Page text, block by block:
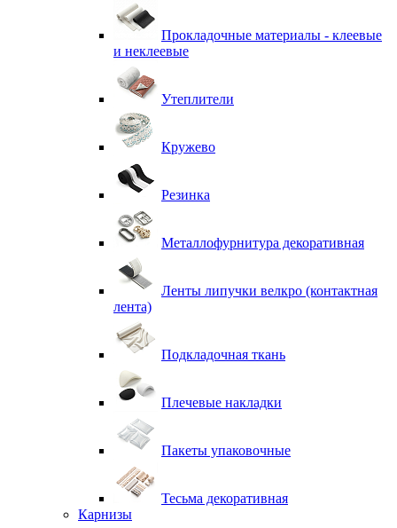
Прокладочные материалы - клеевые
и неклеевые
Утеплители
Кружево
Резинка
Металлофурнитура декоративная
Ленты липучки велкро (контактная
лента)
Подкладочная ткань
Плечевые накладки
Пакеты упаковочные
Тесьма декоративная
Карнизы